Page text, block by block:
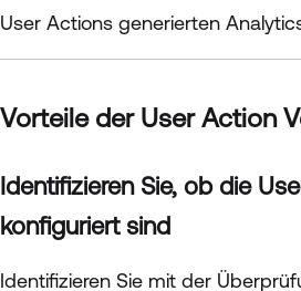
User Actions generierten
Vorteile der User Action
Identifizieren Sie, ob die
konfiguriert sind
Identifizieren Sie mit der